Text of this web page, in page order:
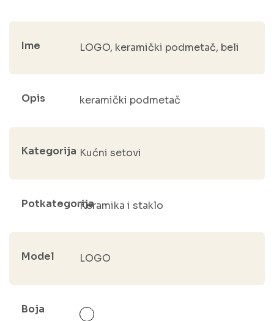
Ime LOGO, keramički podmetač, beli
Opis keramički podmetač
Kategorija Kućni setovi
PotkategorijaKeramika i staklo
Model LOGO
Boja